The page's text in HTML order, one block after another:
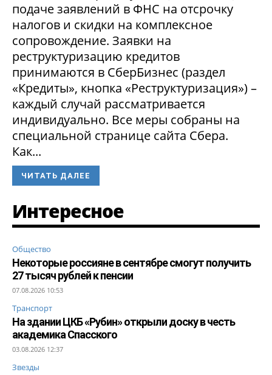
подаче заявлений в ФНС на отсрочку
налогов и скидки на комплексное
сопровождение. Заявки на
реструктуризацию кредитов
принимаются в СберБизнес (раздел
«Кредиты», кнопка «Реструктуризация») –
каждый случай рассматривается
индивидуально. Все меры собраны на
специальной странице сайта Сбера.
Как...
ЧИТАТЬ ДАЛЕЕ
Интересное
Общество
Некоторые россияне в сентябре смогут получить
27 тысяч рублей к пенсии
07.08.2026 10:53
Транспорт
На здании ЦКБ «Рубин» открыли доску в честь
академика Спасского
03.08.2026 12:37
Звезды